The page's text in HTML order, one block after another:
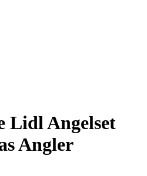
Lidl Angelset
Angler